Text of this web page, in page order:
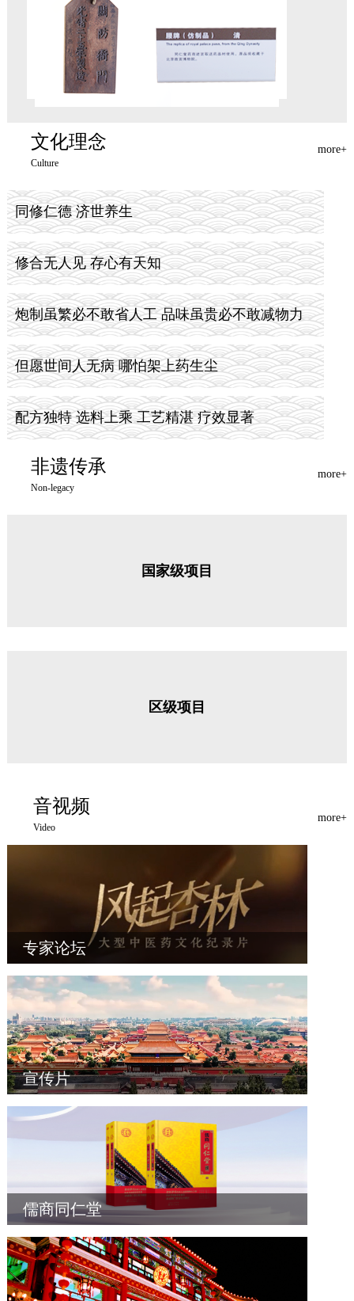
文化理念
Culture
more+
同修仁德 济世养生
修合无人见 存心有天知
炮制虽繁必不敢省人工 品味虽贵必不敢减物力
但愿世间人无病 哪怕架上药生尘
配方独特 选料上乘 工艺精湛 疗效显著
非遗传承
Non-legacy
more+
国家级项目
区级项目
音视频
Video
more+
专家论坛
宣传片
儒商同仁堂